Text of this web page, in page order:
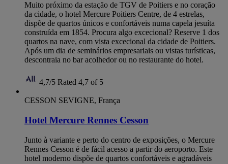
Muito próximo da estação de TGV de Poitiers e no coração
da cidade, o hotel Mercure Poitiers Centre, de 4 estrelas,
dispõe de quartos únicos e confortáveis numa capela jesuíta
construída em 1854. Procura algo excecional? Reserve 1 dos
quartos na nave, com vista excecional da cidade de Poitiers.
Após um dia de seminários empresariais ou vistas turísticas,
descontraia no bar acolhedor ou no restaurante do hotel.
4,7/5 Rated 4,7 of 5
CESSON SEVIGNE, França
Hotel Mercure Rennes Cesson
Junto à variante e perto do centro de exposições, o Mercure
Rennes Cesson é de fácil acesso a partir do aeroporto. Este
hotel moderno dispõe de quartos confortáveis e agradáveis